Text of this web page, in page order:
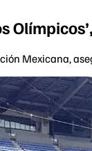
Mexicana,